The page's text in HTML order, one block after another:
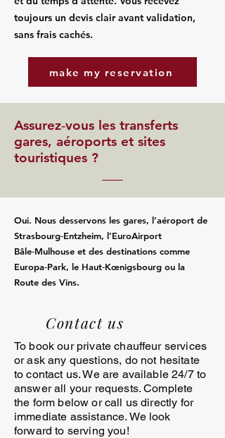
toujours un devis clair avant validation,
sans frais cachés.
make my reservation
Assurez‑vous les transferts
gares, aéroports et sites
touristiques ?
Oui. Nous desservons les gares, l’aéroport de
Strasbourg‑Entzheim, l’EuroAirport
Bâle‑Mulhouse et des destinations comme
Europa‑Park, le Haut‑Kœnigsbourg ou la
Route des Vins.
Contact us
To book our private chauffeur services
or ask any questions, do not hesitate
to contact us. We are available 24/7 to
answer all your requests. Complete
the form below or call us directly for
immediate assistance. We look
forward to serving you!